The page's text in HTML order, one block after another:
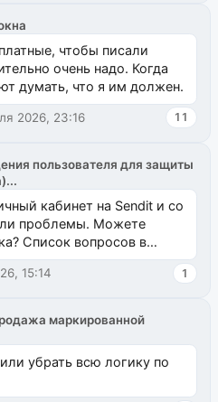
чтобы писали
очень надо. Когда
думать, что я им должен.
2026, 23:16 11
пользователя для защиты
кабинет на Sendit и со
проблемы. Можете
Список вопросов в
modx.pro пока пуст, и,...
15:14 1
маркированной
убрать всю логику по